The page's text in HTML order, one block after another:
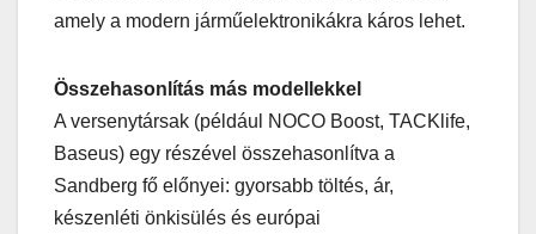
amely a modern járműelektronikákra káros lehet.
Összehasonlítás más modellekkel
A versenytársak (például NOCO Boost, TACKlife,
Baseus) egy részével összehasonlítva a
Sandberg fő előnyei: gyorsabb töltés, ár,
készenléti önkisülés és európai